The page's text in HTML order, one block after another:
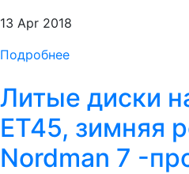
13 Apr 2018
Подробнее
Литые диски
ET45, зимняя
Nordman 7 -